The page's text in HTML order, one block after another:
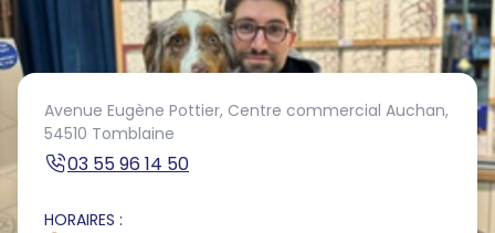
Avenue Eugène Pottier, Centre commercial Auchan,
54510 Tomblaine
03 55 96 14 50
HORAIRES :